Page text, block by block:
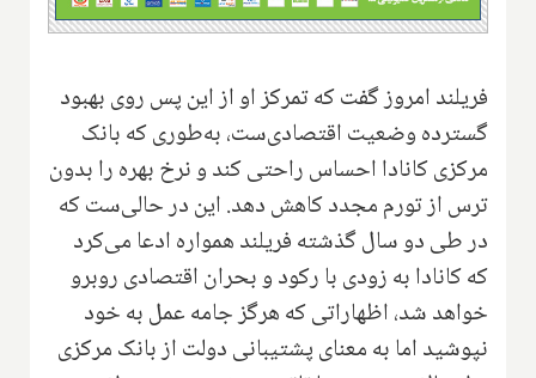
فریلند امروز گفت که تمرکز او از این پس روی بهبود
گسترده وضعیت اقتصادی‌ست، به‌طوری که بانک
مرکزی کانادا احساس راحتی کند و نرخ بهره را بدون
ترس از تورم مجدد کاهش دهد. این در حالی‌ست که
در طی دو سال گذشته فریلند همواره ادعا می‌کرد
که کانادا به زودی با رکود و بحران اقتصادی روبرو
خواهد شد، اظهاراتی که هرگز جامه عمل به خود
نپوشید اما به معنای پشتیبانی دولت از بانک مرکزی